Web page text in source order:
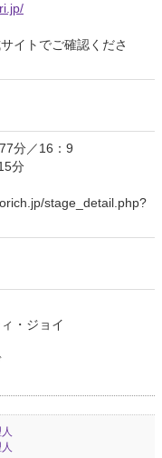
イトでご確認くださ
分／16：9
分
stage_detail.php?
・ジョイ